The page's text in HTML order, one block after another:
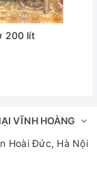
200 lít
VĨNH HOÀNG
Hoài Đức, Hà Nội